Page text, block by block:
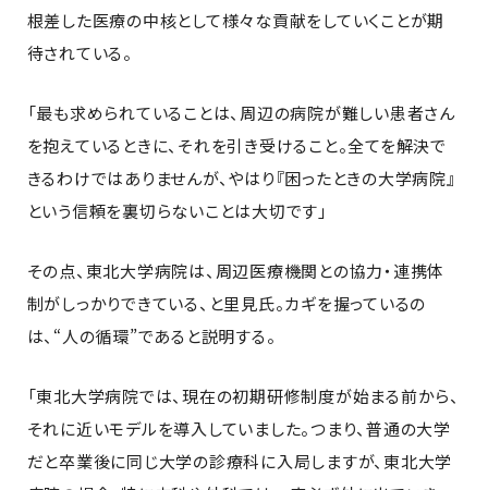
根差した医療の中核として様々な貢献をしていくことが期
待されている。
「最も求められていることは、周辺の病院が難しい患者さん
を抱えているときに、それを引き受けること。全てを解決で
きるわけではありませんが、やはり『困ったときの大学病院』
という信頼を裏切らないことは大切です」
その点、東北大学病院は、周辺医療機関との協力・連携体
制がしっかりできている、と里見氏。カギを握っているの
は、“人の循環”であると説明する。
「東北大学病院では、現在の初期研修制度が始まる前から、
それに近いモデルを導入していました。つまり、普通の大学
だと卒業後に同じ大学の診療科に入局しますが、東北大学